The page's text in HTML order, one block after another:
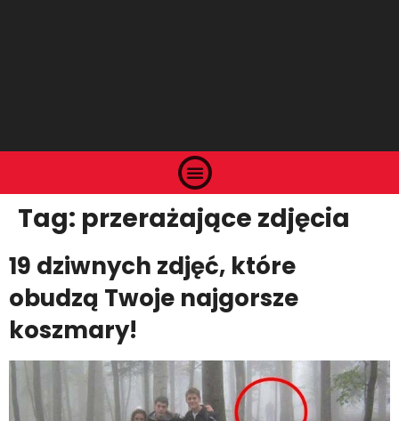
Tag: przerażające zdjęcia
19 dziwnych zdjęć, które
obudzą Twoje najgorsze
koszmary!